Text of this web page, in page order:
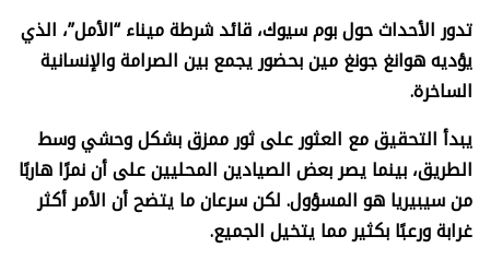
تدور الأحداث حول بوم سيوك، قائد شرطة ميناء “الأمل”، الذي
يؤديه هوانغ جونغ مين بحضور يجمع بين الصرامة والإنسانية
الساخرة.
يبدأ التحقيق مع العثور على ثور ممزق بشكل وحشي وسط
الطريق، بينما يصر بعض الصيادين المحليين على أن نمرًا هاربًا
من سيبيريا هو المسؤول. لكن سرعان ما يتضح أن الأمر أكثر
غرابة ورعبًا بكثير مما يتخيل الجميع.